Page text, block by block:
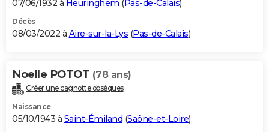
07/06/1932 à Heuringhem ( Pas-de-Calais)
Décès
08/03/2022 à Aire-sur-la-Lys (Pas-de-Calais)
Noelle POTOT (78 ans)
Créer une cagnotte obsèques
Naissance
05/10/1943 à Saint-Émiland (Saône-et-Loire)